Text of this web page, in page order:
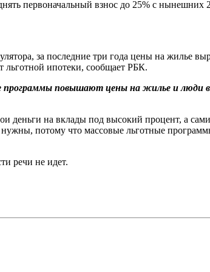
первоначальный взнос до 25% с нынешних
за последние три года цены на жилье
льготной ипотеки, сообщает РБК.
программы повышают цены на жилье и люди
деньги на вклады под высокий процент, а
нужны, потому что массовые льготные
речи не идет.